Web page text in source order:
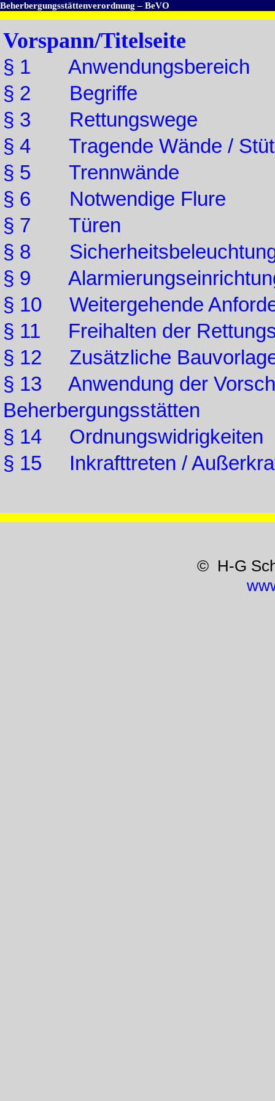
Beherbergungsstättenverordnung – BeVO
Vorspann/Titelseite
§ 1 Anwendungsbereich
§ 2 Begriffe
§ 3 Rettungswege
§ 4 Tragende Wände /
§ 5 Trennwände
§ 6 Notwendige Flure
§ 7 Türen
§ 8 Sicherheitsbeleuchtung
§ 9
§ 10 Weitergehende
§ 11 Freihalten der
§ 12 Zusätzliche
§ 13 Anwendung der
Beherbergungsstätten
§ 14 Ordnungswidrigkeiten
§ 15 Inkrafttreten /
© H-G